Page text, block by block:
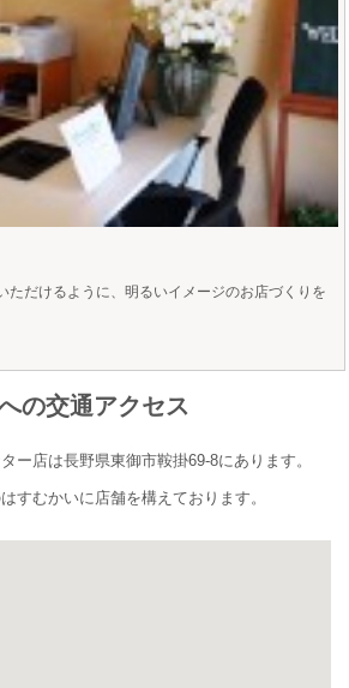
ただけるように、明るいイメージのお店づくりを
の交通アクセス
ー店は長野県東御市鞍掛69-8にあります。
すむかいに店舗を構えております。